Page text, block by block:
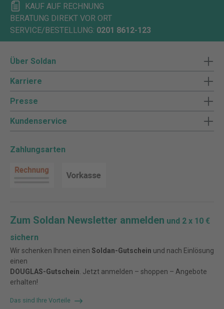
KAUF AUF RECHNUNG
BERATUNG DIREKT VOR ORT
SERVICE/BESTELLUNG: 0201 8612-123
Über Soldan
Karriere
Presse
Kundenservice
Zahlungsarten
Zum Soldan Newsletter anmelden und 2 x 10 €
sichern
Wir schenken Ihnen einen Soldan-Gutschein und nach Einlösung
einen
DOUGLAS-Gutschein. Jetzt anmelden – shoppen – Angebote
erhalten!
Das sind Ihre Vorteile